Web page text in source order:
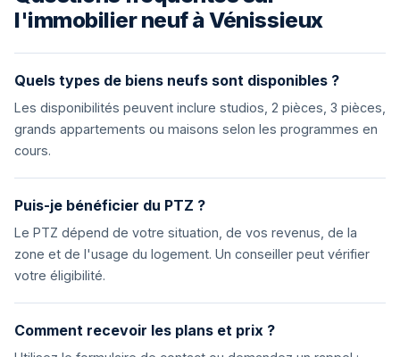
l'immobilier neuf à Vénissieux
Quels types de biens neufs sont disponibles ?
Les disponibilités peuvent inclure studios, 2 pièces, 3 pièces,
grands appartements ou maisons selon les programmes en
cours.
Puis-je bénéficier du PTZ ?
Le PTZ dépend de votre situation, de vos revenus, de la
zone et de l'usage du logement. Un conseiller peut vérifier
votre éligibilité.
Comment recevoir les plans et prix ?